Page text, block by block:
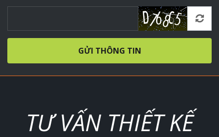
GỬI THÔNG TIN
TƯ VẤN THIẾT KẾ